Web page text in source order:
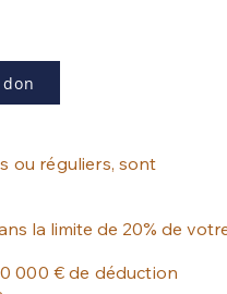
ou réguliers, sont
la limite de 20% de
000 € de déduction